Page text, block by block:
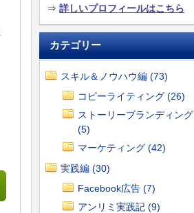
⇒ 詳しいプロフィールはこちら
カテゴリー
スキル＆ノウハウ編 (73)
コピーライティング (26)
ストーリーブランディング
(5)
マーケティング (42)
実践編 (30)
Facebook広告 (7)
アンリミ実践記 (9)